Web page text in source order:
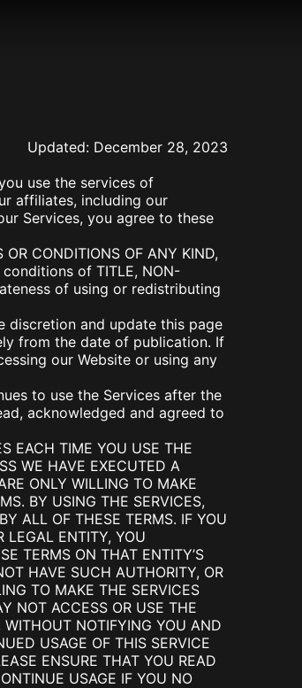
에 생명을 불어넣으세요.
요
칭
Updated: December 28, 2023
use the services of
affiliates, including our
Services, you agree to these
CONDITIONS OF ANY KIND,
of TITLE, NON-
of using or redistributing
discretion and update this page
from the date of publication. If
our Website or using any
to use the Services after the
acknowledged and agreed to
EACH TIME YOU USE THE
WE HAVE EXECUTED A
ONLY WILLING TO MAKE
BY USING THE SERVICES,
ALL OF THESE TERMS. IF YOU
LEGAL ENTITY, YOU
TERMS ON THAT ENTITY’S
HAVE SUCH AUTHORITY, OR
TO MAKE THE SERVICES
NOT ACCESS OR USE THE
NOTIFYING YOU AND
USAGE OF THIS SERVICE
ENSURE THAT YOU READ
USAGE IF YOU NO